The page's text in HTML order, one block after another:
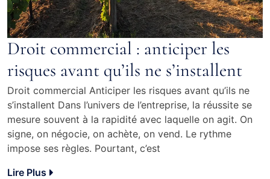
Droit commercial : anticiper les
risques avant qu’ils ne s’installent
Droit commercial Anticiper les risques avant qu’ils ne
s’installent Dans l’univers de l’entreprise, la réussite se
mesure souvent à la rapidité avec laquelle on agit. On
signe, on négocie, on achète, on vend. Le rythme
impose ses règles. Pourtant, c’est
Lire Plus